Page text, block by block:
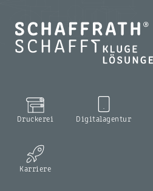
Druckerei Digitalagentur
Karriere